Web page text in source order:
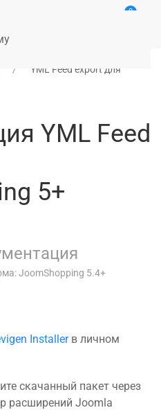
0
YML Feed export для
YML Feed
5+
JoomShopping 5.4+
Installerв личном
скачанный пакет через
расширений Joomla